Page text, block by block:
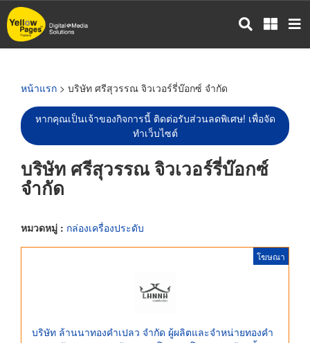
ข้าม
ไป
หน้าแรก > บริษัท ศรีสุวรรณ จิวเวอร์รี่บ๊อกซ์ จำกัด
หากคุณเป็นเจ้าของกิจการนี้ ติดต่อรับส่วนลดพิเศษ! เพื่อจัด
ทำเว็บไซต์
บริษัท ศรีสุวรรณ จิวเวอร์รี่บ๊อกซ์
จำกัด
หมวดหมู่ : กล่องเครื่องประดับ
โฆษณา
บริษัท ล้านนาทองคำเปลว จำกัด ผู้ผลิตและจำหน่ายทองคำ